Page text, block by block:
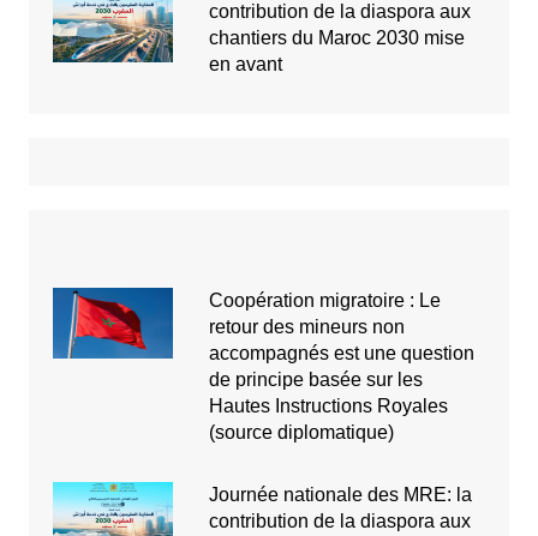
contribution de la diaspora aux
chantiers du Maroc 2030 mise
en avant
Coopération migratoire : Le
retour des mineurs non
accompagnés est une question
de principe basée sur les
Hautes Instructions Royales
(source diplomatique)
Journée nationale des MRE: la
contribution de la diaspora aux